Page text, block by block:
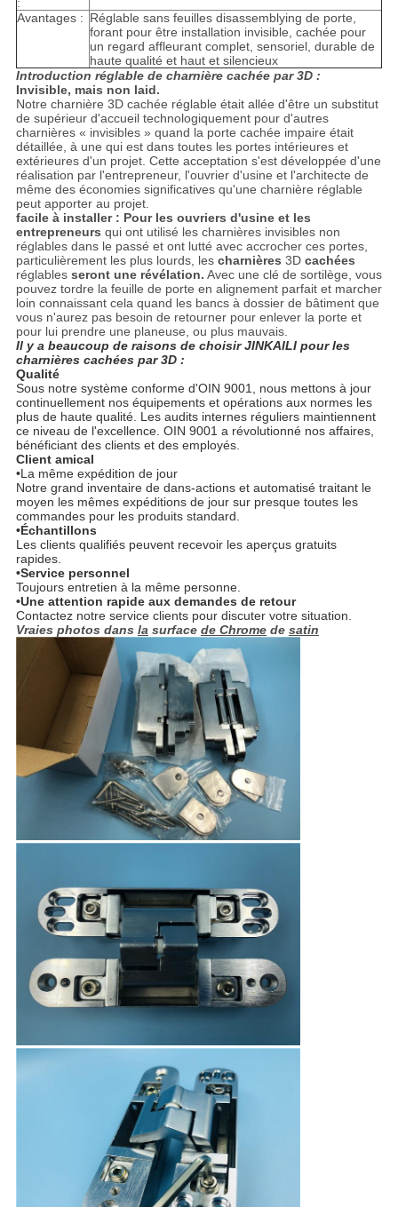
:
Avantages : Réglable sans feuilles disassemblying de porte,
forant pour être installation invisible, cachée pour
un regard affleurant complet, sensoriel, durable de
haute qualité et haut et silencieux
Introduction réglable de charnière cachée par 3D :
Invisible, mais non laid.
Notre charnière 3D cachée réglable était allée d'être un substitut
de supérieur d'accueil technologiquement pour d'autres
charnières « invisibles » quand la porte cachée impaire était
détaillée, à une qui est dans toutes les portes intérieures et
extérieures d'un projet. Cette acceptation s'est développée d'une
réalisation par l'entrepreneur, l'ouvrier d'usine et l'architecte de
même des économies significatives qu'une charnière réglable
peut apporter au projet.
facile à installer : Pour les ouvriers d'usine et les
entrepreneurs qui ont utilisé les charnières invisibles non
réglables dans le passé et ont lutté avec accrocher ces portes,
particulièrement les plus lourds, les charnières 3D cachées
réglables seront une révélation. Avec une clé de sortilège, vous
pouvez tordre la feuille de porte en alignement parfait et marcher
loin connaissant cela quand les bancs à dossier de bâtiment que
vous n'aurez pas besoin de retourner pour enlever la porte et
pour lui prendre une planeuse, ou plus mauvais.
Il y a beaucoup de raisons de choisir JINKAILI pour les
charnières cachées par 3D :
Qualité
Sous notre système conforme d'OIN 9001, nous mettons à jour
continuellement nos équipements et opérations aux normes les
plus de haute qualité. Les audits internes réguliers maintiennent
ce niveau de l'excellence. OIN 9001 a révolutionné nos affaires,
bénéficiant des clients et des employés.
Client amical
•La même expédition de jour
Notre grand inventaire de dans-actions et automatisé traitant le
moyen les mêmes expéditions de jour sur presque toutes les
commandes pour les produits standard.
•Échantillons
Les clients qualifiés peuvent recevoir les aperçus gratuits
rapides.
•Service personnel
Toujours entretien à la même personne.
•Une attention rapide aux demandes de retour
Contactez notre service clients pour discuter votre situation.
Vraies photos dans lasurface de Chromede satin